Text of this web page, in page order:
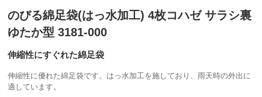
のびる綿足袋(はっ水加工) 4枚コハゼ サラシ裏
ゆたか型 3181-000
伸縮性にすぐれた綿足袋
伸縮性に優れた綿足袋です。はっ水加工を施しており、雨天時の外出に
適しています。